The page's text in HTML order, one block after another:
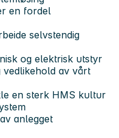
en fordel
selvstendig
og elektrisk utstyr
vedlikehold av vårt
en sterk HMS kultur
anlegget